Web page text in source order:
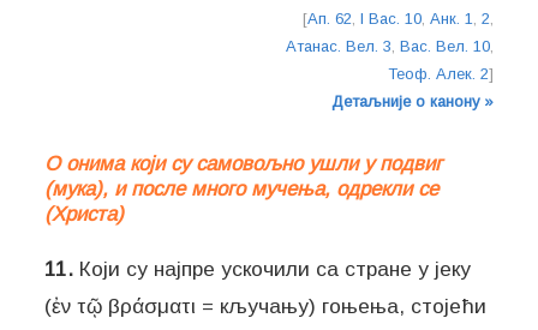
[Ап. 62 I Вас. 10, Анк. 1 2
Атанас. Вел. 3 Вас. Вел. 10,
Теоф. Алек. 2]
Детаљније о канону »
О онима који су самовољно ушли у подвиг
(мука), и после много мучења, одрекли се
(Христа)
11. Који су најпре ускочили са стране у јеку
(ἐν τῷ βράσματι = кључању) гоњења, стојећи